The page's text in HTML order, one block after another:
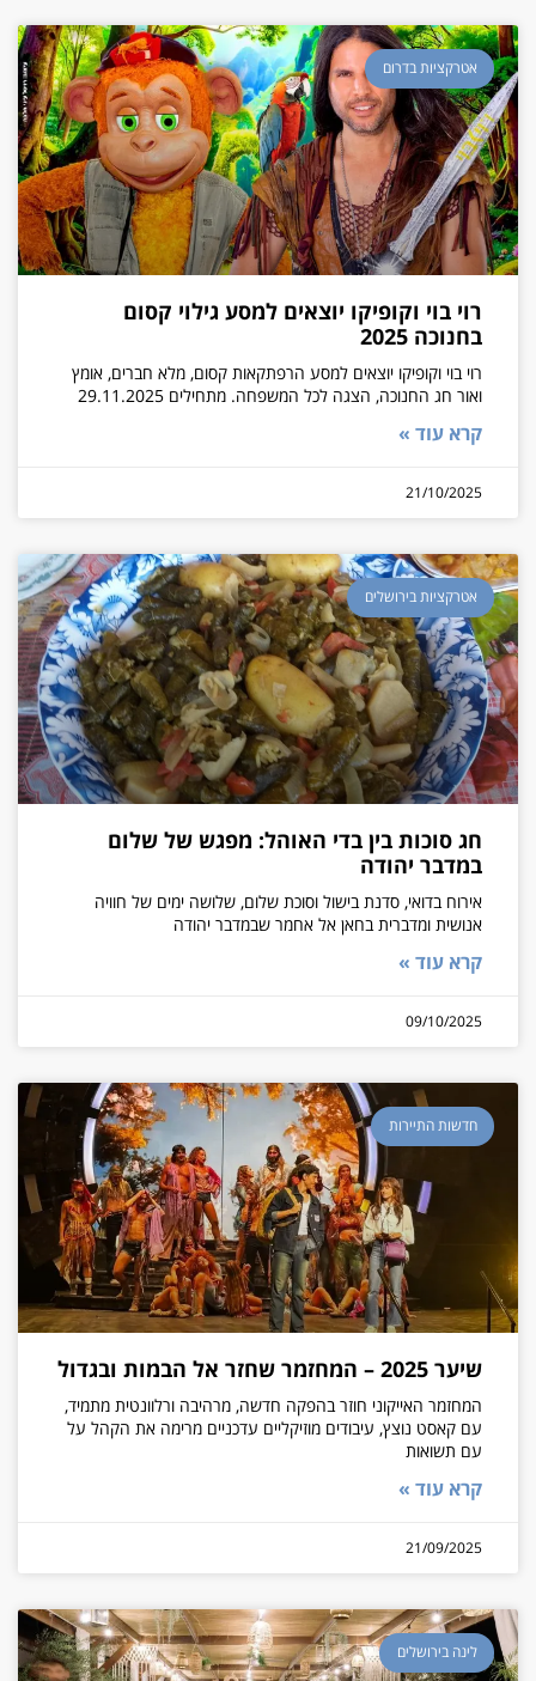
אטרקציות בדרום
רוי בוי וקופיקו יוצאים למסע גילוי קסום
בחנוכה 2025
רוי בוי וקופיקו יוצאים למסע הרפתקאות קסום, מלא חברים, אומץ
ואור חג החנוכה, הצגה לכל המשפחה. מתחילים 29.11.2025
קרא עוד »
21/10/2025
אטרקציות בירושלים
חג סוכות בין בדי האוהל: מפגש של שלום
במדבר יהודה
אירוח בדואי, סדנת בישול וסוכת שלום, שלושה ימים של חוויה
אנושית ומדברית בחאן אל אחמר שבמדבר יהודה
קרא עוד »
09/10/2025
חדשות התיירות
שיער 2025 – המחזמר שחזר אל הבמות ובגדול
המחזמר האייקוני חוזר בהפקה חדשה, מרהיבה ורלוונטית מתמיד,
עם קאסט נוצץ, עיבודים מוזיקליים עדכניים מרימה את הקהל על
עם תשואות
קרא עוד »
21/09/2025
לינה בירושלים